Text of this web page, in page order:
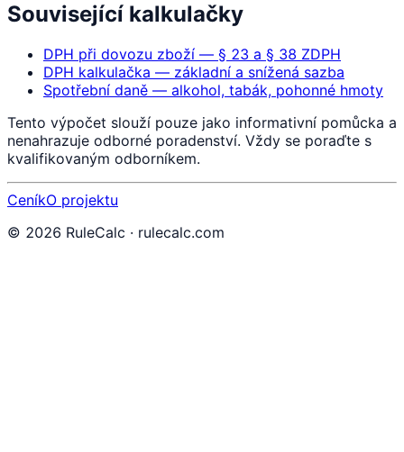
Související kalkulačky
DPH při dovozu zboží — § 23 a § 38 ZDPH
DPH kalkulačka — základní a snížená sazba
Spotřební daně — alkohol, tabák, pohonné hmoty
Tento výpočet slouží pouze jako informativní pomůcka a
nenahrazuje odborné poradenství. Vždy se poraďte s
kvalifikovaným odborníkem.
CeníkO projektu
© 2026 RuleCalc · rulecalc.com